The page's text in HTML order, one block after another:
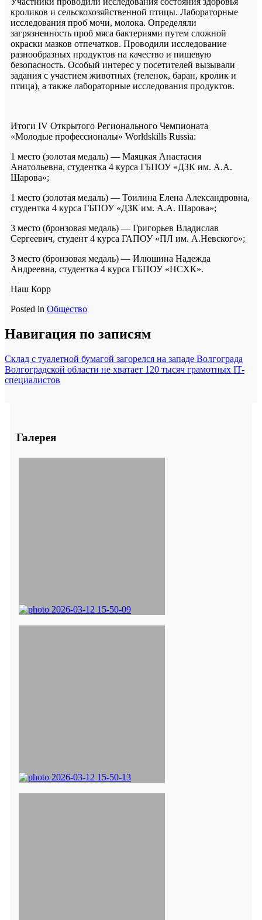
кроликов и сельскохозяйственной птицы. Лабораторные
исследования проб мочи, молока. Определяли
загрязненность проб мяса бактериями путем сложной
окраски мазков отпечатков. Проводили исследование
разнообразных продуктов на качество и пищевую
безопасность. Особый интерес у посетителей вызывали
задания с участием животных (теленок, баран, кролик и
птица), а также лабораторные исследования продуктов.
Итоги IV Открытого Регионального Чемпионата
«Молодые профессионалы» Worldskills Russia:
1 место (золотая медаль) — Маяцкая Анастасия
Анатольевна, студентка 4 курса ГБПОУ «ДЗК им. А.А.
Шарова»;
1 место (золотая медаль) — Тоилина Елена Александровна,
студентка 4 курса ГБПОУ «ДЗК им. А.А. Шарова»;
3 место (бронзовая медаль) — Григорьев Владислав
Сергеевич, студент 4 курса ГАПОУ «ПЛ им. А.Невского»;
3 место (бронзовая медаль) — Илюшина Надежда
Андреевна, студентка 4 курса ГБПОУ «НСХК».
Наш Корр
Posted in Общество
Навигация по записям
Склад с туалетной бумагой загорелся на западе Волгограда
Волгоградской области не хватает 120 тысяч грамотных IT-
специалистов
Галерея